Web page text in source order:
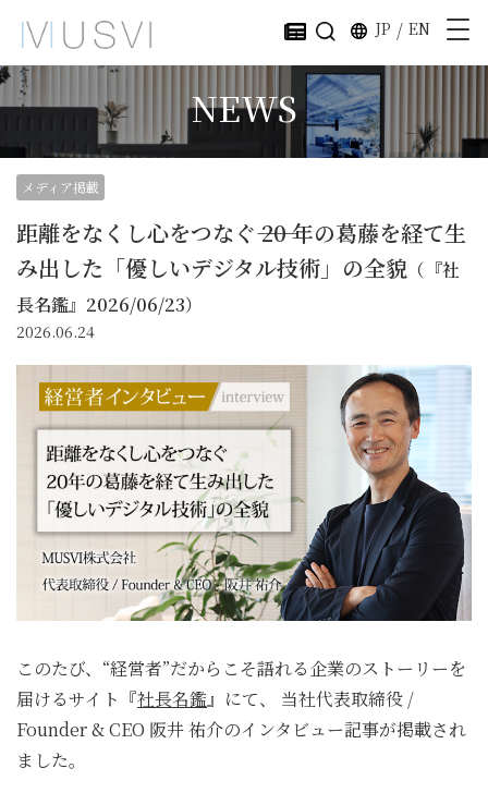
JP / EN
NEWS
メディア掲載
距離をなくし心をつなぐ―― 20 年の葛藤を経て生
み出した「優しいデジタル技術」の全貌 （『社
長名鑑』2026/06/23）
2026.06.24
このたび、“経営者”だからこそ語れる企業のストーリーを
届けるサイト『社長名鑑』にて、 当社代表取締役 /
Founder & CEO 阪井 祐介のインタビュー記事が掲載され
ました。